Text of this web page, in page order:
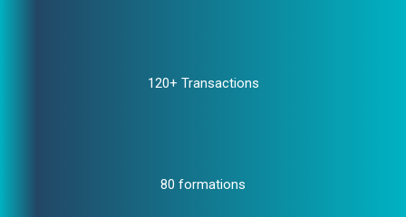
120+ Transactions
80 formations